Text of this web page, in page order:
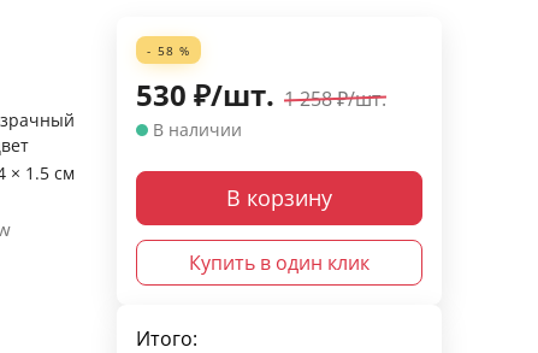
× 1.5 см
- 58 %
530 ₽/шт. 1 258₽/шт.
В наличии
В корзину
Купить в один клик
Итого: